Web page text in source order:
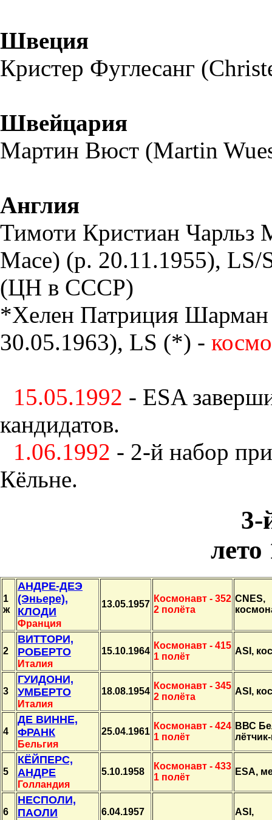
Швеция
Кристер Фуглесанг
Швейцария
Мартин Вюст (Martin
Англия
Тимоти Кристиан Чарльз
Mace) (р. 20.11.1955),
(ЦН в СССР)
*Хелен Патриция Шарман
30.05.1963), LS (*) -
15.05.1992 - ESA
кандидатов.
1.06.1992 - 2-й набор
Кёльне.
3-
лето
1
ж
АНДРЕ-ДЕЭ
(Эньере),
КЛОДИ
Франция
13.05.1957
Космонавт - 352
2 полёта
CNES,
2
ВИТТОРИ,
РОБЕРТО
Италия
15.10.1964
Космонавт - 415
1 полёт
ASI,
3
ГУИДОНИ,
УМБЕРТО
Италия
18.08.1954
Космонавт - 345
2 полёта
ASI,
4
ДЕ ВИННЕ,
ФРАНК
Бельгия
25.04.1961
Космонавт - 424
1 полёт
ВВС
5
КЁЙПЕРС,
АНДРЕ
Голландия
5.10.1958
Космонавт - 433
1 полёт
ESA,
6
НЕСПОЛИ,
ПАОЛИ
6.04.1957 ASI,